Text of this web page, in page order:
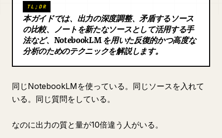
ダウンロード
ブログ
TL;DR
本ガイドでは、出力の深度調整、矛盾するソース
の比較、ノートを新たなソースとして活用する手
法など、NotebookLM を用いた反復的かつ高度な
分析のためのテクニックを解説します。
同じNotebookLMを使っている。同じソースを入れて
いる。同じ質問をしている。
なのに出力の質と量が10倍違う人がいる。